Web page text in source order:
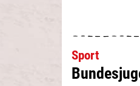
Sport